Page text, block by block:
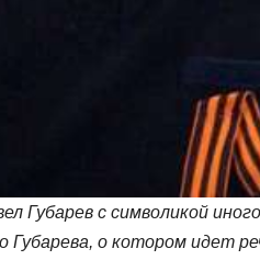
Губарев с символикой
о котором идет